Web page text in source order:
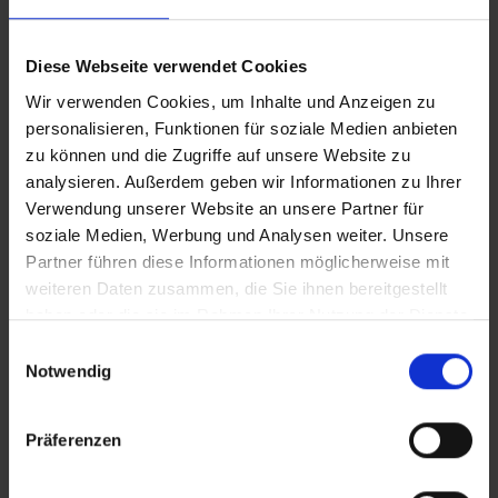
Diese Webseite verwendet Cookies
Wir verwenden Cookies, um Inhalte und Anzeigen zu
personalisieren, Funktionen für soziale Medien anbieten
zu können und die Zugriffe auf unsere Website zu
analysieren. Außerdem geben wir Informationen zu Ihrer
Verwendung unserer Website an unsere Partner für
soziale Medien, Werbung und Analysen weiter. Unsere
Partner führen diese Informationen möglicherweise mit
weiteren Daten zusammen, die Sie ihnen bereitgestellt
haben oder die sie im Rahmen Ihrer Nutzung der Dienste
Notwendig
Präferenzen
In Sicherheit in Deutschland, in Gedanken im Krieg
CLEAN_Lebensmittelverschwendung
iT_Lebensmittelverschwendung
Zusätzliches Material